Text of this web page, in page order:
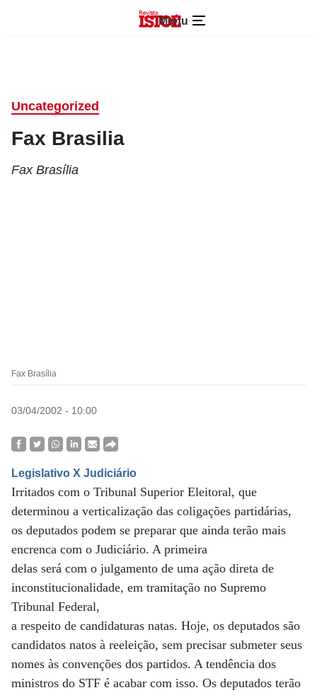
Menu
Uncategorized
Fax Brasilia
Fax Brasília
Fax Brasília
03/04/2002 - 10:00
Legislativo X Judiciário
Irritados com o Tribunal Superior Eleitoral, que
determinou a verticalização das coligações partidárias,
os deputados podem se preparar que ainda terão mais
encrenca com o Judiciário. A primeira
delas será com o julgamento de uma ação direta de
inconstitucionalidade, em tramitação no Supremo
Tribunal Federal,
a respeito de candidaturas natas. Hoje, os deputados são
candidatos natos à reeleição, sem precisar submeter seus
nomes às convenções dos partidos. A tendência dos
ministros do STF é acabar com isso. Os deputados terão